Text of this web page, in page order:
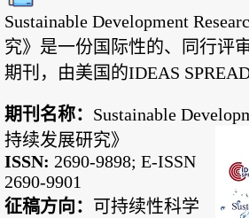
Sustainable Development
究》 是一份国际性的、同行评
期刊，由美国的IDEAS SPREAD
期刊名称： Sustainable
持续发展研究》
ISSN: 2690-9898; E-ISSN
2690-9901
征稿方向： 可持续性科学